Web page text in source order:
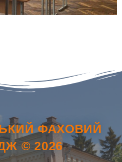
ФАХОВИЙ
© 2026